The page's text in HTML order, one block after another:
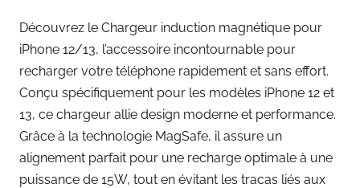
Découvrez le Chargeur induction magnétique pour
iPhone 12/13, l’accessoire incontournable pour
recharger votre téléphone rapidement et sans effort.
Conçu spécifiquement pour les modèles iPhone 12 et
13, ce chargeur allie design moderne et performance.
Grâce à la technologie MagSafe, il assure un
alignement parfait pour une recharge optimale à une
puissance de 15W, tout en évitant les tracas liés aux